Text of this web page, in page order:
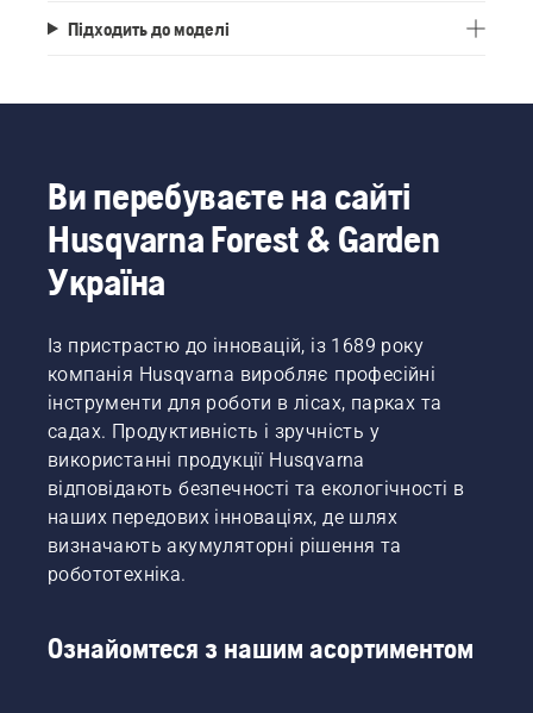
Підходить до моделі
Ви перебуваєте на сайті
Husqvarna Forest & Garden
Україна
Із пристрастю до інновацій, із 1689 року
компанія Husqvarna виробляє професійні
інструменти для роботи в лісах, парках та
садах. Продуктивність і зручність у
використанні продукції Husqvarna
відповідають безпечності та екологічності в
наших передових інноваціях, де шлях
визначають акумуляторні рішення та
робототехніка.
Ознайомтеся з нашим асортиментом